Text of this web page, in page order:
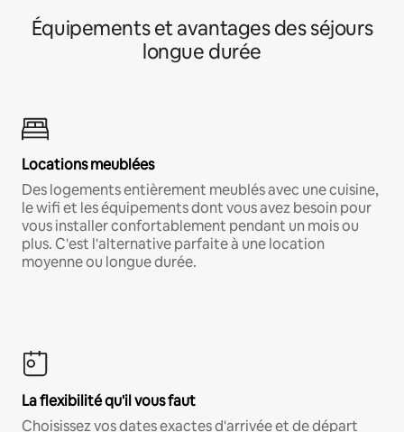
Équipements et avantages des séjours
longue durée
Locations meublées
Des logements entièrement meublés avec une cuisine,
le wifi et les équipements dont vous avez besoin pour
vous installer confortablement pendant un mois ou
plus. C'est l'alternative parfaite à une location
moyenne ou longue durée.
La flexibilité qu'il vous faut
Choisissez vos dates exactes d'arrivée et de départ